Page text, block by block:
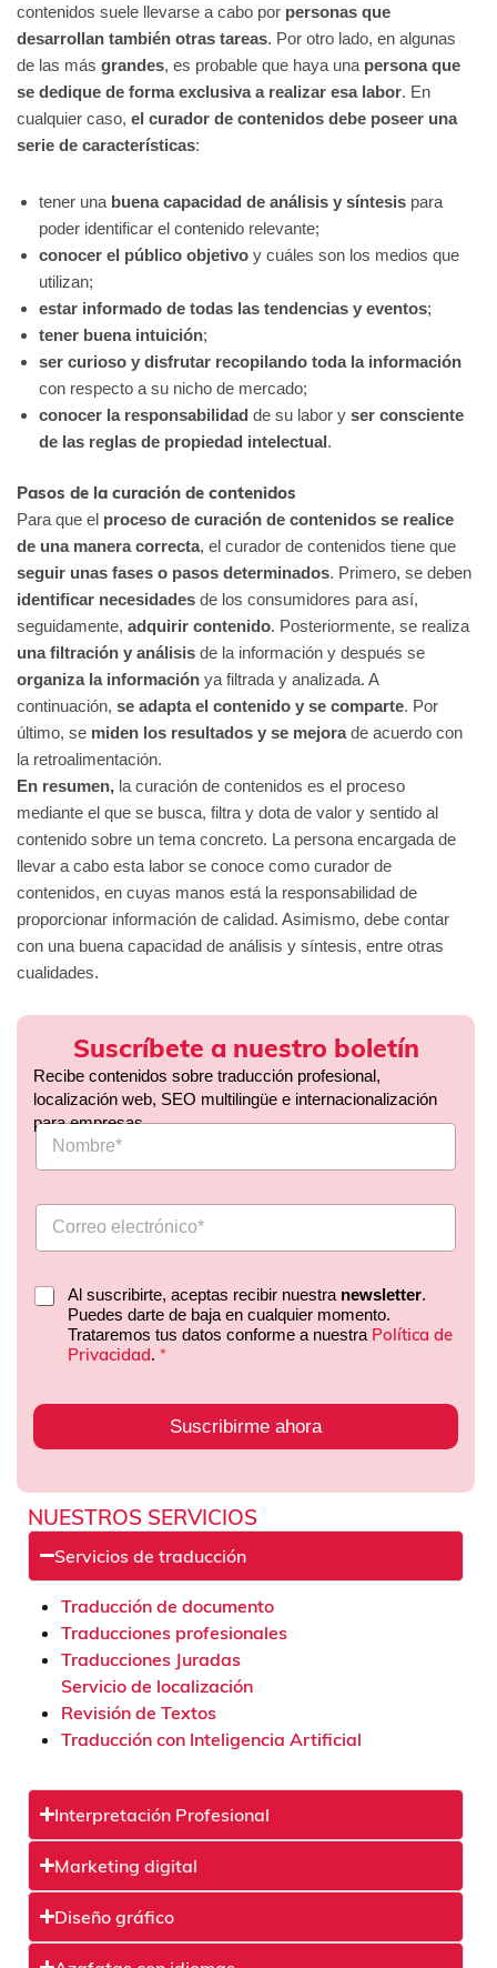
contenidos suele llevarse a cabo por personas que
desarrollan también otras tareas. Por otro lado, en algunas
de las más grandes, es probable que haya una persona que
se dedique de forma exclusiva a realizar esa labor. En
cualquier caso, el curador de contenidos debe poseer una
serie de características:
tener una buena capacidad de análisis y síntesis para
poder identificar el contenido relevante;
conocer el público objetivo y cuáles son los medios que
utilizan;
estar informado de todas las tendencias y eventos;
tener buena intuición;
ser curioso y disfrutar recopilando toda la información
con respecto a su nicho de mercado;
conocer la responsabilidad de su labor y ser consciente
de las reglas de propiedad intelectual.
Pasos de la curación de contenidos
Para que el proceso de curación de contenidos se realice
de una manera correcta, el curador de contenidos tiene que
seguir unas fases o pasos determinados. Primero, se deben
identificar necesidades de los consumidores para así,
seguidamente, adquirir contenido. Posteriormente, se realiza
unafiltración y análisis de la información y después se
organiza la información ya filtrada y analizada. A
continuación, se adapta el contenido y se comparte. Por
último, se miden los resultados y se mejorade acuerdo con
la retroalimentación.
En resumen, la curación de contenidos es el proceso
mediante el que se busca, filtra y dota de valor y sentido al
contenido sobre un tema concreto. La persona encargada de
llevar a cabo esta labor se conoce como curador de
contenidos, en cuyas manos está la responsabilidad de
proporcionar información de calidad. Asimismo, debe contar
con una buena capacidad de análisis y síntesis, entre otras
cualidades.
Suscríbete a nuestro boletín
Recibe contenidos sobre traducción profesional,
localización web, SEO multilingüe e internacionalización
para empresas.
Al suscribirte, aceptas recibir nuestra newsletter.
Puedes darte de baja en cualquier momento.
Trataremos tus datos conforme a nuestra Política de
Privacidad. *
Suscribirme ahora
NUESTROS SERVICIOS
Servicios de traducción
Traducción de documento
Traducciones profesionales
Traducciones Juradas
Servicio de localización
Revisión de Textos
Traducción con Inteligencia Artificial
Interpretación Profesional
Marketing digital
Diseño gráfico